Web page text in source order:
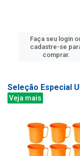
Faça seu login
cadastre-se
comprar.
Seleção Especial
Veja mais